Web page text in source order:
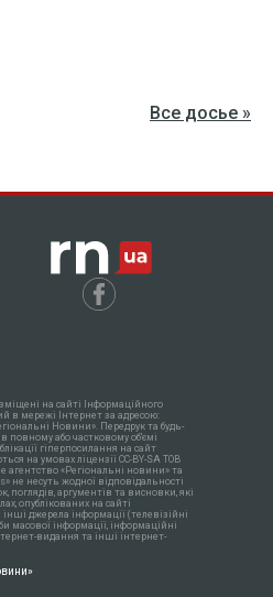
Все досье »
на сайті Інформаційного
в мережі Інтернет за адресою:
Новини». Передрук та будь-
повному або частковому об'ємі
гіперпосилання на сайт
нa умовах ліцензії CC-BY-SA ТОВ
агентство «Регіональні новини» та
не несуть жодної відповідальності
поглядів, аргументів та висновки, які
опублікованих на сайті
джерела інформації (телевізійні
масової інформації, інформаційні
видання та інші інтернет-